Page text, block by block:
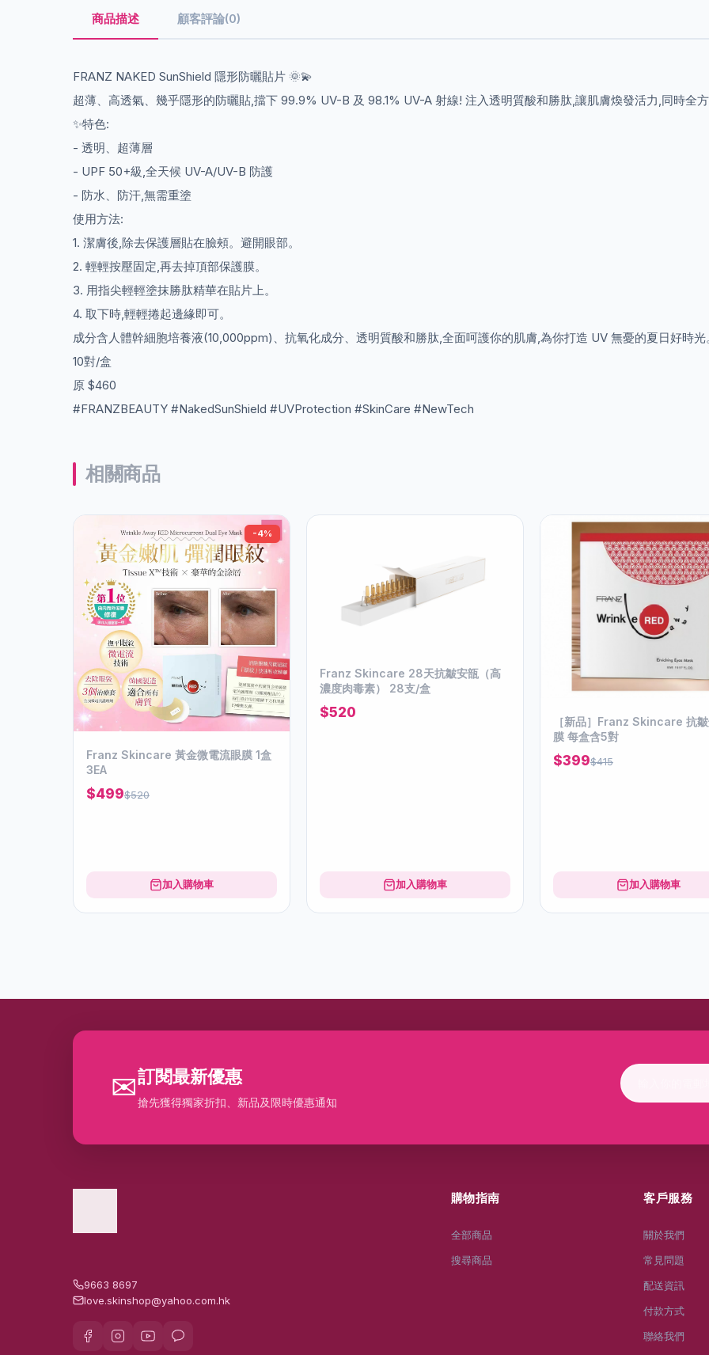
商品描述 顧客評論(0)
FRANZ NAKED SunShield 隱形防曬貼片 🌞💫
超薄、高透氣、幾乎隱形的防曬貼,擋下 99.9% UV-B 及 98.1% UV-A 射線! 注入透明質酸和勝肽,讓肌膚煥發活力,同時全方
✨特色:
- 透明、超薄層
- UPF 50+級,全天候 UV-A/UV-B 防護
- 防水、防汗,無需重塗
使用方法:
1. 潔膚後,除去保護層貼在臉頰。避開眼部。
2. 輕輕按壓固定,再去掉頂部保護膜。
3. 用指尖輕輕塗抹勝肽精華在貼片上。
4. 取下時,輕輕捲起邊緣即可。
成分含人體幹細胞培養液(10,000ppm)、抗氧化成分、透明質酸和勝肽,全面呵護你的肌膚,為你打造 UV 無憂的夏日好時光
10對/盒
原 $460
#FRANZBEAUTY #NakedSunShield #UVProtection #SkinCare #NewTech
相關商品
-4%
Franz Skincare 黃金微電流眼膜 1盒
3EA
$499$520
加入購物車
Franz Skincare 28天抗皺安瓿（高
濃度肉毒素） 28支/盒
$520
加入購物車
［新品］Franz Skincare 抗
膜 每盒含5對
$399$415
加入購物車
✉訂閱最新優惠
搶先獲得獨家折扣、新品及限時優惠通知
9663 8697
love.skinshop@yahoo.com.hk
購物指南
全部商品
搜尋商品
客戶服務
關於我們
常見問題
配送資訊
付款方式
聯絡我們